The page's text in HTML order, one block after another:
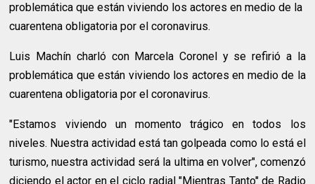
problemática que están viviendo los actores en medio de la
cuarentena obligatoria por el coronavirus.
Luis Machín charló con Marcela Coronel y se refirió a la
problemática que están viviendo los actores en medio de la
cuarentena obligatoria por el coronavirus.
"Estamos viviendo un momento trágico en todos los
niveles. Nuestra actividad está tan golpeada como lo está el
turismo, nuestra actividad será la ultima en volver", comenzó
diciendo el actor en el ciclo radial "Mientras Tanto" de Radio